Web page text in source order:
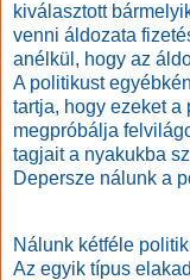
kiválasztott
venni áldozata
anélkül, hogy az
A politikust
tartja, hogy ezeket a
megpróbálja
tagjait a nyakukba
Depersze nálunk a
Nálunk kétféle
Az egyik típus